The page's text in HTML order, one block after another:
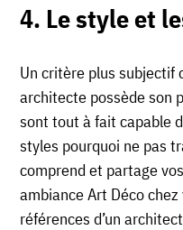
4. Le style et
Un critère plus subjectif
architecte possède son
sont tout à fait capable
styles pourquoi ne pas
comprend et partage
ambiance Art Déco
références d’un